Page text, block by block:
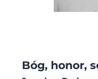
Bóg, honor,